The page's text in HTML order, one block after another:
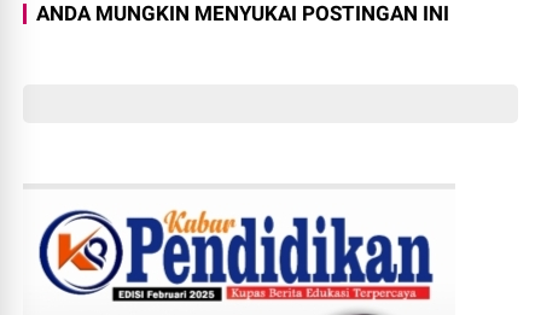
ANDA MUNGKIN MENYUKAI POSTINGAN INI